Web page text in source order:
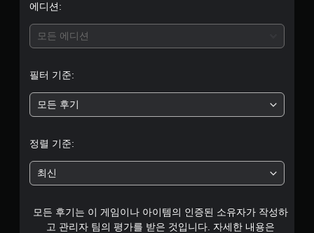
에디션:
모든 에디션
필터 기준:
모든 후기
정렬 기준:
최신
모든 후기는 이 게임이나 아이템의 인증된 소유자가 작성하
고 관리자 팀의 평가를 받은 것입니다. 자세한 내용은